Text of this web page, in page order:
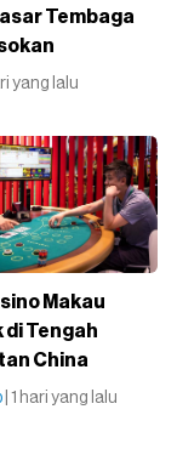
Tembaga
yang lalu
Makau
di Tengah
China
| 1 hari yang lalu